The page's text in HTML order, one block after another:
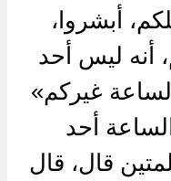
أبشروا،
أنه ليس أحد
غيركم»
أحد
قال، قال